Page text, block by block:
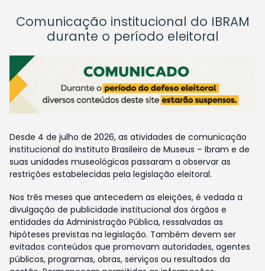
Comunicação institucional do IBRAM
durante o período eleitoral
Desde 4 de julho de 2026, as atividades de comunicação
institucional do Instituto Brasileiro de Museus – Ibram e de
suas unidades museológicas passaram a observar as
restrições estabelecidas pela legislação eleitoral.
Nos três meses que antecedem as eleições, é vedada a
divulgação de publicidade institucional dos órgãos e
entidades da Administração Pública, ressalvadas as
hipóteses previstas na legislação. Também devem ser
evitados conteúdos que promovam autoridades, agentes
públicos, programas, obras, serviços ou resultados da